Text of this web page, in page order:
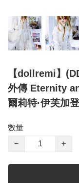
【dollremi】
外傳 Eternity
爾莉特·伊芙加
數量
−
+